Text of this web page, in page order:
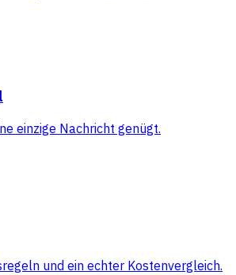
einzige Nachricht genügt.
und ein echter Kostenvergleich.